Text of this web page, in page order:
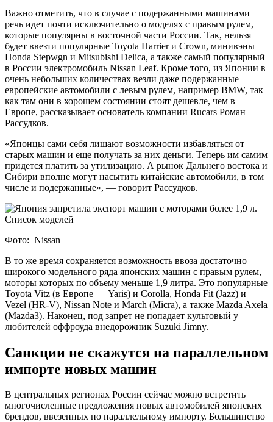
Важно отметить, что в случае с подержанными машинами
речь идет почти исключительно о моделях с правым рулем,
которые популярны в восточной части России. Так, нельзя
будет ввезти популярные Toyota Harrier и Crown, минивэны
Honda Stepwgn и Mitsubishi Delica, а также самый популярный
в России электромобиль Nissan Leaf. Кроме того, из Японии в
очень небольших количествах везли даже подержанные
европейские автомобили с левым рулем, например BMW, так
как там они в хорошем состоянии стоят дешевле, чем в
Европе, рассказывает основатель компании Rucars Роман
Рассудков.
«Японцы сами себя лишают возможности избавляться от
старых машин и еще получать за них деньги. Теперь им самим
придется платить за утилизацию. А рынок Дальнего востока и
Сибири вполне могут насытить китайские автомобили, в том
числе и подержанные», — говорит Рассудков.
Фото: Nissan
В то же время сохраняется возможность ввоза достаточно
широкого модельного ряда японских машин с правым рулем,
моторы которых по объему меньше 1,9 литра. Это популярные
Toyota Vitz (в Европе — Yaris) и Corolla, Honda Fit (Jazz) и
Vezel (HR-V), Nissan Note и March (Micra), а также Mazda Axela
(Mazda3). Наконец, под запрет не попадает культовый у
любителей оффроуда внедорожник Suzuki Jimny.
Санкции не скажутся на параллельном
импорте новых машин
В центральных регионах России сейчас можно встретить
многочисленные предложения новых автомобилей японских
брендов, ввезенных по параллельному импорту. Большинство